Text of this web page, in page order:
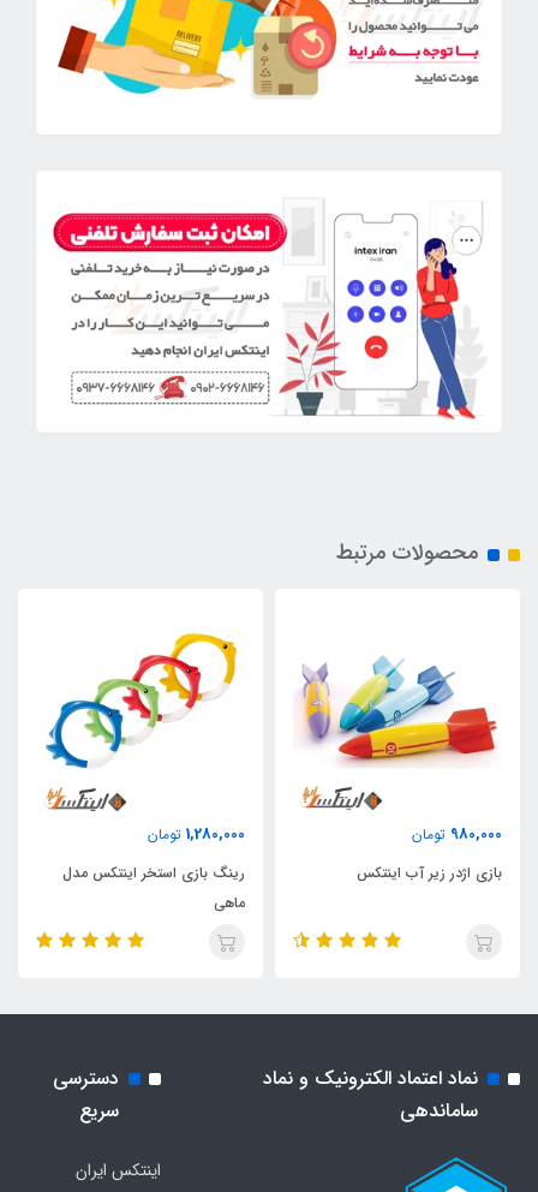
محصولات مرتبط
980,000 تومان
بازی اژدر زیر آب اینتکس
1,280,000 تومان
رینگ بازی استخر اینتکس مدل
ماهی
نماد اعتماد الکترونیک و نماد
ساماندهی
دسترسی
سریع
اینتکس ایران